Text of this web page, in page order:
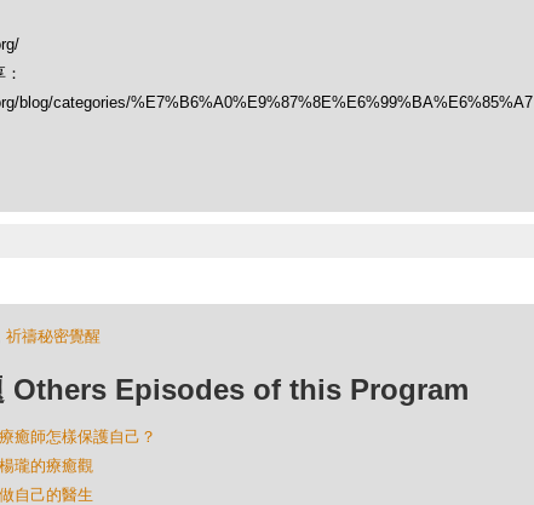
blog/categories/%E7%B6%A0%E9%87%8E%E6%99%BA%E6%85%A7
祈禱秘密覺醒
Others Episodes of this Program
癒師怎樣保護自己？
瓏的療癒觀
自己的醫生